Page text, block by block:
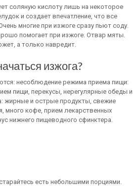
соляную кислоту лишь на некоторое
и создает впечатление, что все
многие при изжоге сразу пьют соду.
помогает при изжоге. Отвар мяты.
а только навредит.
изжога?
несоблюдение режима приема пищи:
пищи, перекусы, нерегулярные обеды и
жирные и острые продукты, свежие
много кофе, прием лекарственных
нижнего пищеводного сфинктера.
есть небольшими порциями.